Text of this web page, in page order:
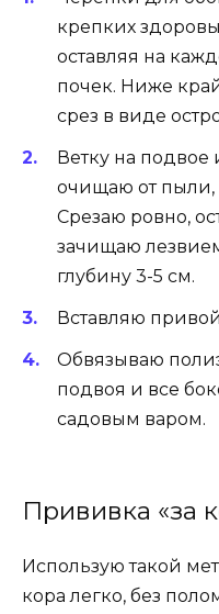
крепких
оставляя на
почек. Ниже
срез в виде
Ветку на подвое
очищаю от пыли,
Срезаю ровно,
зачищаю
глубину 3-5 см.
Вставляю
Обвязываю
подвоя и все
садовым варом.
Прививка «за
Использую такой
кора легко, без